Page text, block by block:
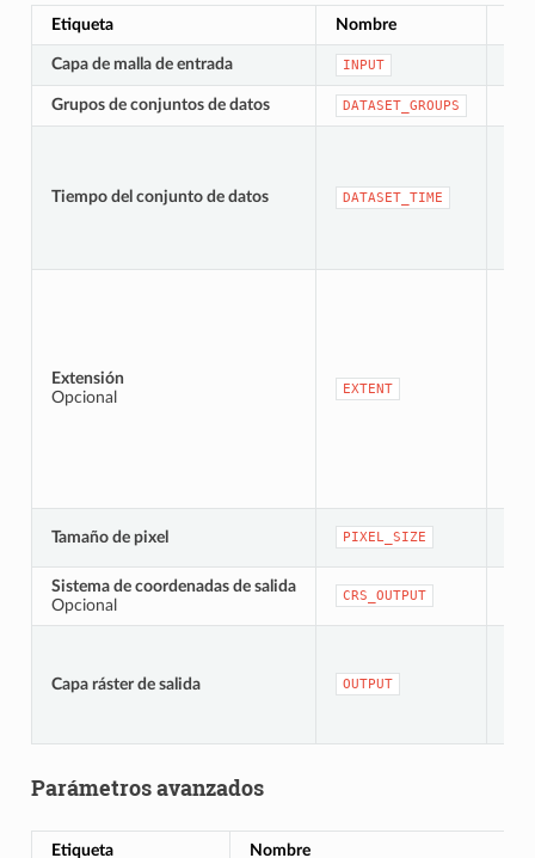
Etiqueta Nombre
Capa de malla de entrada INPUT
Grupos de conjuntos de datos DATASET_GROUPS
Tiempo del conjunto de datos DATASET_TIME
Extensión
Opcional
EXTENT
Tamaño de pixel PIXEL_SIZE
Sistema de coordenadas de salida
Opcional
CRS_OUTPUT
Capa ráster de salida OUTPUT
Parámetros avanzados
Etiqueta Nombre